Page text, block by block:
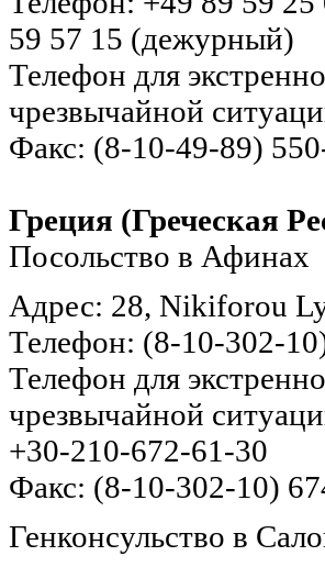
59 57 15 (дежурный)
Телефон для
чрезвычайной
Факс: (8-10-49-89)
Греция (Греческая
Посольство в Афинах
Адрес: 28, Nikiforou
Телефон: (8-10-302-
Телефон для
чрезвычайной
+30-210-672-61-30
Факс: (8-10-302-10)
Генконсульство в